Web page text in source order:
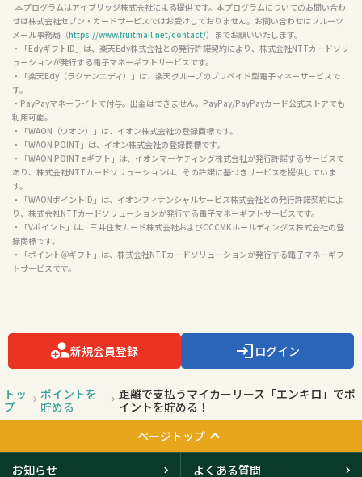
せは株式会社セブン・カードサービスではお受けしておりません。お問い合わせはフルーツ
メール事務局（https://www.fruitmail.net/contact/）までお願いいたします。
・「EdyギフトID」は、楽天Edy株式会社との発行許諾契約により、株式会社NTTカードソリ
ューションが発行する電子マネーギフトサービスです。
・「楽天Edy（ラクテンエディ）」は、楽天グループのプリペイド型電子マネーサービスで
す。
・PayPayマネーライトで付与。出金はできません。PayPay/PayPayカード公式ストアでも
利用可能。
・「WAON（ワオン）」は、イオン株式会社の登録商標です。
・「WAON POINT」は、イオン株式会社の登録商標です。
・「WAON POINT eギフト」は、イオンマーケティング株式会社が発行許諾するサービスで
あり、株式会社NTTカードソリューションは、その許諾に基づきサービスを提供していま
す。
・「WAONポイントID」は、イオンフィナンシャルサービス株式会社との発行許諾契約によ
り、株式会社NTTカードソリューションが発行する電子マネーギフトサービスです。
・「Vポイント」は、三井住友カード株式会社およびCCCMKホールディングス株式会社の登
録商標です。
・「ポイント＠ギフト」は、株式会社NTTカードソリューションが発行する電子マネーギフ
トサービスです。
新規会員登録 ログイン
トッ
プ
ポイントを
貯める
距離で支払うマイカーリース「エンキロ」でポ
イントを貯める！
ページトップ
お知らせ よくある質問